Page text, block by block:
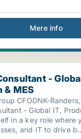
Mere info
- Global IT,
-
& MES
CFODNK-
- Global IT,
in a key role where
and IT to drive b..